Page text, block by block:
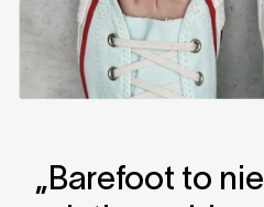
„Barefoot to